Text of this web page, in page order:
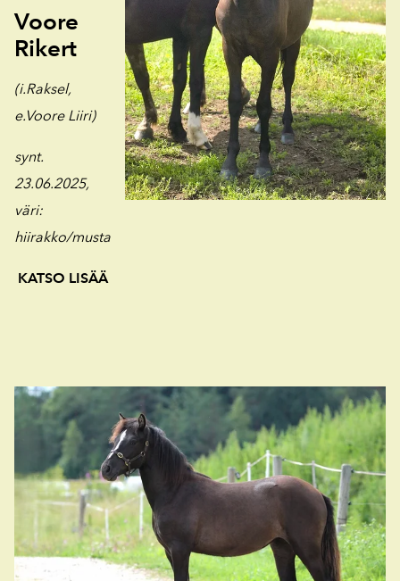
Voore
Rikert
(i.Raksel,
e.Voore Liiri)
synt.
23.06.2025,
väri:
hiirakko/musta
KATSO LISÄÄ